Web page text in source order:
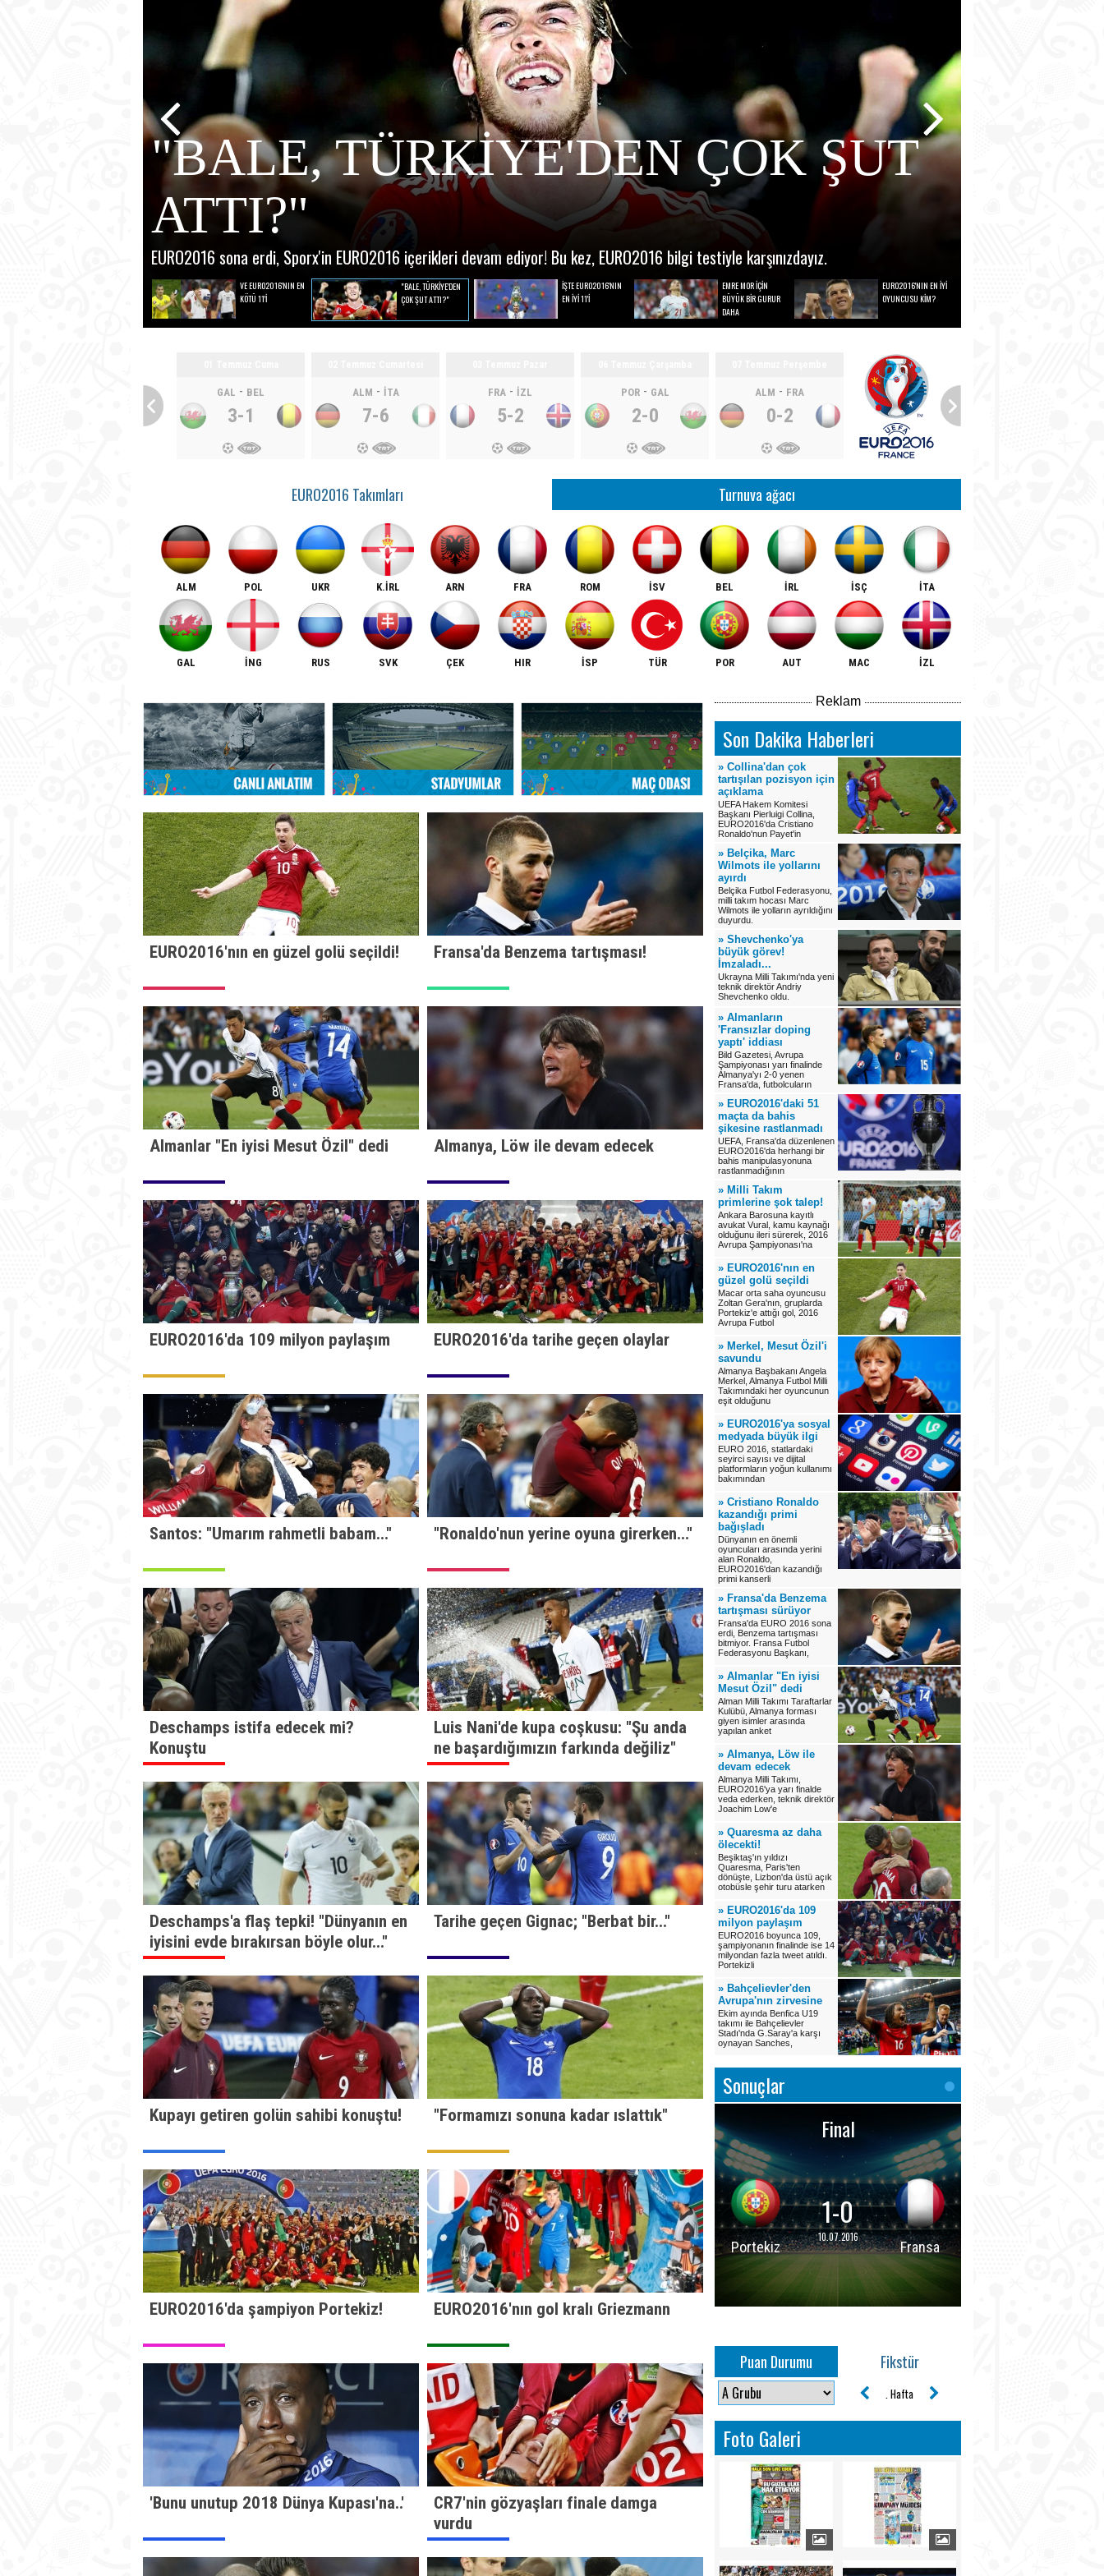
"BALE, TÜRKİYE'DEN ÇOK ŞUT
ATTI?"
EURO2016 sona erdi, Sporx'in EURO2016 içerikleri devam ediyor! Bu kez, EURO2016 bilgi testiyle karşınızdayız.
VE EURO2016'NIN EN
KÖTÜ 11'İ
"BALE, TÜRKİYE'DEN
ÇOK ŞUT ATTI?"
İŞTE EURO2016'NIN
EN İYİ 11'İ
EMRE MOR İÇİN
BÜYÜK BİR GURUR
DAHA
EURO2016'NIN EN İYİ
OYUNCUSU KİM?
GAL - BEL
3-1
ALM - İTA
7-6
FRA - İZL
5-2
POR- GAL
2-0
ALM - FRA
0-2
1-0
EURO2016 Takımları Turnuva ağacı
ALM POL UKR K.İRL ARN FRA ROM İSV BEL İRL İSÇ İTA
GAL İNG RUS SVK ÇEK HIR İSP TÜR POR AUT MAC İZL
EURO2016'nın en güzel golü seçildi! Fransa'da Benzema tartışması!
Almanlar "En iyisi Mesut Özil" dedi Almanya, Löw ile devam edecek
EURO2016'da 109 milyon paylaşım EURO2016'da tarihe geçen olaylar
Santos: "Umarım rahmetli babam..." "Ronaldo'nun yerine oyuna girerken..."
Deschamps istifa edecek mi?
Konuştu
Luis Nani'de kupa coşkusu: "Şu anda
ne başardığımızın farkında değiliz"
Deschamps'a flaş tepki! "Dünyanın en
iyisini evde bırakırsan böyle olur..."
Tarihe geçen Gignac; "Berbat bir..."
Kupayı getiren golün sahibi konuştu! "Formamızı sonuna kadar ıslattık"
EURO2016'da şampiyon Portekiz! EURO2016'nın gol kralı Griezmann
'Bunu unutup 2018 Dünya Kupası'na..'
CR7'nin gözyaşları finale damga
vurdu
Reklam
Son Dakika Haberleri
» Collina'dan çok
tartışılan pozisyon için
açıklama
UEFA Hakem Komitesi
Başkanı Pierluigi Collina,
EURO2016'da Cristiano
Ronaldo'nun Payet'in
» Belçika, Marc
Wilmots ile yollarını
ayırdı
Belçika Futbol Federasyonu,
milli takım hocası Marc
Wilmots ile yolların ayrıldığını
duyurdu.
» Shevchenko'ya
büyük görev!
İmzaladı...
Ukrayna Milli Takımı'nda yeni
teknik direktör Andriy
Shevchenko oldu.
» Almanların
'Fransızlar doping
yaptı' iddiası
Bild Gazetesi, Avrupa
Şampiyonası yarı finalinde
Almanya'yı 2-0 yenen
Fransa'da, futbolcuların
» EURO2016'daki 51
maçta da bahis
şikesine rastlanmadı
UEFA, Fransa'da düzenlenen
EURO2016'da herhangi bir
bahis manipulasyonuna
rastlanmadığının
» Milli Takım
primlerine şok talep!
Ankara Barosuna kayıtlı
avukat Vural, kamu kaynağı
olduğunu ileri sürerek, 2016
Avrupa Şampiyonası'na
» EURO2016'nın en
güzel golü seçildi
Macar orta saha oyuncusu
Zoltan Gera'nın, gruplarda
Portekiz'e attığı gol, 2016
Avrupa Futbol
» Merkel, Mesut Özil'i
savundu
Almanya Başbakanı Angela
Merkel, Almanya Futbol Milli
Takımındaki her oyuncunun
eşit olduğunu
» EURO2016'ya sosyal
medyada büyük ilgi
EURO 2016, statlardaki
seyirci sayısı ve dijital
platformların yoğun kullanımı
bakımından
» Cristiano Ronaldo
kazandığı primi
bağışladı
Dünyanın en önemli
oyuncuları arasında yerini
alan Ronaldo,
EURO2016'dan kazandığı
primi kanserli
» Fransa'da Benzema
tartışması sürüyor
Fransa'da EURO 2016 sona
erdi, Benzema tartışması
bitmiyor. Fransa Futbol
Federasyonu Başkanı,
» Almanlar "En iyisi
Mesut Özil" dedi
Alman Milli Takımı Taraftarlar
Kulübü, Almanya forması
giyen isimler arasında
yapılan anket
» Almanya, Löw ile
devam edecek
Almanya Milli Takımı,
EURO2016'ya yarı finalde
veda ederken, teknik direktör
Joachim Low'e
» Quaresma az daha
ölecekti!
Beşiktaş'ın yıldızı
Quaresma, Paris'ten
dönüşte, Lizbon'da üstü açık
otobüsle şehir turu atarken
» EURO2016'da 109
milyon paylaşım
EURO2016 boyunca 109,
şampiyonanın finalinde ise 14
milyondan fazla tweet atıldı.
Portekizli
» Bahçelievler'den
Avrupa'nın zirvesine
Ekim ayında Benfica U19
takımı ile Bahçelievler
Stadı'nda G.Saray'a karşı
oynayan Sanches,
Sonuçlar
Final
Portekiz
1-0
10.07.2016
Fransa
Puan Durumu Fikstür
. Hafta
Foto Galeri